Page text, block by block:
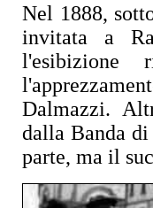
Nel 1888,
invitata a
l'esibizione
Dalmazzi.
dalla Banda
parte, ma il